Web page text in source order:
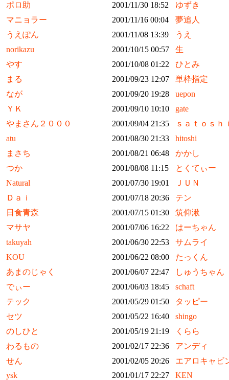
ポロ助
2001/11/30 18:52
ゆずき
マニョラー
2001/11/16 00:04
夢追人
うえぽん
2001/11/08 13:39
うえ
norikazu
2001/10/15 00:57
生
やす
2001/10/08 01:22
ひとみ
まる
2001/09/23 12:07
単枠指定
なが
2001/09/20 19:28
uepon
ＹＫ
2001/09/10 10:10
gate
やまさん２０００
2001/09/04 21:35
ｓａｔｏｓｈ
atu
2001/08/30 21:33
hitoshi
まさち
2001/08/21 06:48
かかし
つか
2001/08/08 11:15
とくてぃー
Natural
2001/07/30 19:01
ＪＵＮ
Ｄａｉ
2001/07/18 20:36
テン
日食青森
2001/07/15 01:30
筑仰湫
マサヤ
2001/07/06 16:22
はーちゃん
takuyah
2001/06/30 22:53
サムライ
KOU
2001/06/22 08:00
たっくん
あまのじゃく
2001/06/07 22:47
しゅうちゃん
でぃー
2001/06/03 18:45
schaft
テック
2001/05/29 01:50
タッピー
セツ
2001/05/22 16:40
shingo
のしひと
2001/05/19 21:19
くらら
わるもの
2001/02/17 22:36
アンディ
せん
2001/02/05 20:26
エアロキャビ
ysk
2001/01/17 22:27
KEN